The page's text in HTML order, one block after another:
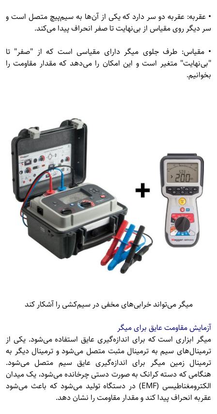
• عقربه: عقربه دو سر دارد که یکی از آن‌ها به سیم‌پیچ متصل است و
سر دیگر روی مقیاس از بی‌نهایت تا صفر انحراف پیدا می‌کند.
• مقیاس: طرف جلوی میگر دارای مقیاسی است که از "صفر" تا
"بی‌نهایت" متغیر است و این امکان را می‌دهد که مقدار مقاومت را
بخوانیم.
میگر می‌تواند خرابی‌های مخفی در سیم‌کشی را آشکار کند
آزمایش مقاومت عایق برای میگر
میگر ابزاری است که برای اندازه‌گیری عایق استفاده می‌شود. یکی از
ترمینال‌های سیم به ترمینال مثبت متصل می‌شود و ترمینال دیگر به
ترمینال زمین میگر برای اندازه‌گیری عایق سیم متصل می‌شود.
هنگامی که دسته کرانک به صورت دستی چرخانده می‌شود، یک میدان
الکترومغناطیسی (EMF) در دستگاه تولید می‌شود که باعث می‌شود
عقربه انحراف پیدا کند و مقدار مقاومت را نشان دهد.